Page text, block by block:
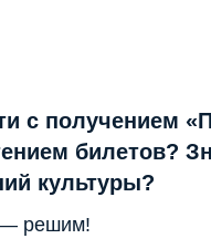
с получением
билетов?
культуры?
решим!